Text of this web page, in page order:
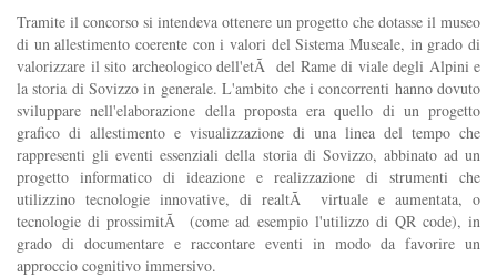
Tramite il concorso si intendeva ottenere un progetto che dotasse il museo
di un allestimento coerente con i valori del Sistema Museale, in grado di
valorizzare il sito archeologico dell'etÃ del Rame di viale degli Alpini e
la storia di Sovizzo in generale. L'ambito che i concorrenti hanno dovuto
sviluppare nell'elaborazione della proposta era quello di un progetto
grafico di allestimento e visualizzazione di una linea del tempo che
rappresenti gli eventi essenziali della storia di Sovizzo, abbinato ad un
progetto informatico di ideazione e realizzazione di strumenti che
utilizzino tecnologie innovative, di realtÃ virtuale e aumentata, o
tecnologie di prossimitÃ (come ad esempio l'utilizzo di QR code), in
grado di documentare e raccontare eventi in modo da favorire un
approccio cognitivo immersivo.